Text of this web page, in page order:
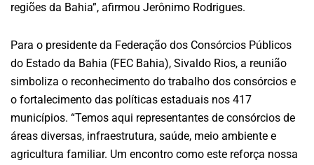
regiões da Bahia”, afirmou Jerônimo Rodrigues.
Para o presidente da Federação dos Consórcios Públicos
do Estado da Bahia (FEC Bahia), Sivaldo Rios, a reunião
simboliza o reconhecimento do trabalho dos consórcios e
o fortalecimento das políticas estaduais nos 417
municípios. “Temos aqui representantes de consórcios de
áreas diversas, infraestrutura, saúde, meio ambiente e
agricultura familiar. Um encontro como este reforça nossa